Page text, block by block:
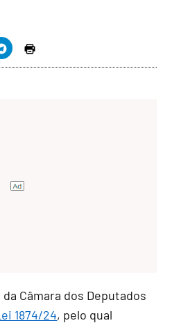
Câmara dos Deputados
1874/24, pelo qual